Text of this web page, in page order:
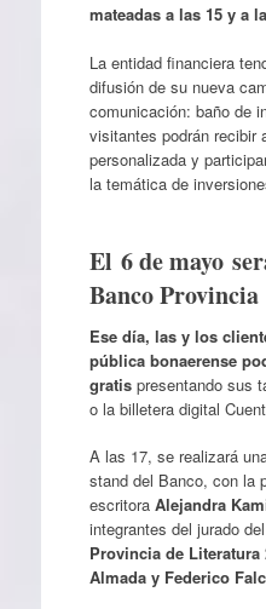
mateadas a las 15 y a
La entidad financiera
difusión de su nueva
comunicación: baño de
visitantes podrán recibir
personalizada y
la temática de
El 6 de mayo
Banco
Ese día, las y los
pública bonaerense
gratispresentando sus
o la billetera digital
A las 17, se realizará
stand del Banco, con la
escritora Alejandra
integrantes del jurado del
Provincia de Literatura
Almada y Federico